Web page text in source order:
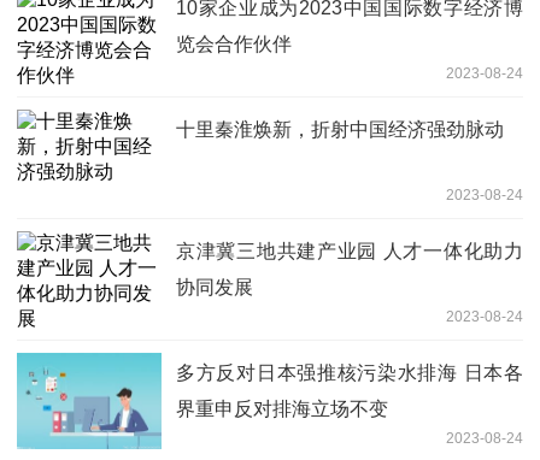
10家企业成为2023中国国际数字经济博
览会合作伙伴
2023-08-24
十里秦淮焕新，折射中国经济强劲脉动
2023-08-24
京津冀三地共建产业园 人才一体化助力
协同发展
2023-08-24
多方反对日本强推核污染水排海 日本各
界重申反对排海立场不变
2023-08-24